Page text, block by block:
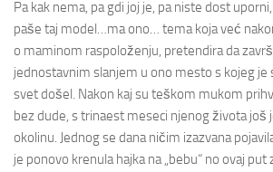
Pa kak nema, pa gdi joj je, pa niste dost
paše taj model…ma ono… tema koja već
o maminom raspoloženju, pretendira da
jednostavnim slanjem u ono mesto s kojeg je
svet došel. Nakon kaj su teškom mukom
bez dude, s trinaest meseci njenog života još
okolinu. Jednog se dana ničim izazvana
je ponovo krenula hajka na „bebu“ no ovaj put